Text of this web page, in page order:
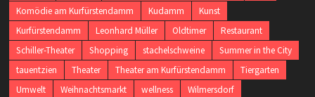
Komödie am Kurfürstendamm
Kudamm
Kunst
Kurfürstendamm
Leonhard Müller Oldtimer
Restaurant
Schiller-Theater
Shopping stachelschweine
Summer in the City
tauentzien
Theater Theater am Kurfürstendamm
Tiergarten
Umwelt
Weihnachtsmarkt wellness Wilmersdorf